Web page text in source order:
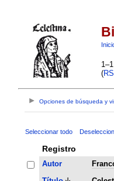
(
Opciones de búsqueda y
Seleccionar todo
Registro
Autor